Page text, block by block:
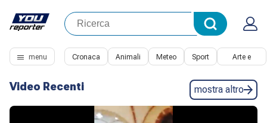
menu Cronaca Animali Meteo Sport Arte e
Video Recenti mostra altro